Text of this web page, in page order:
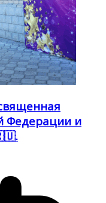
Федерации и